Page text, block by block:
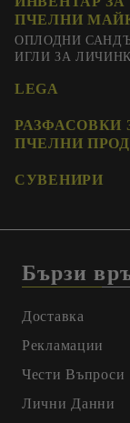
ПЧЕЛНИ
ОПЛОДНИ
ИГЛИ ЗА
LEGA
РАЗФАСОВКИ
ПЧЕЛНИ
СУВЕНИРИ
Бързи
Доставка
Рекламации
Чести Въпроси
Лични Данни